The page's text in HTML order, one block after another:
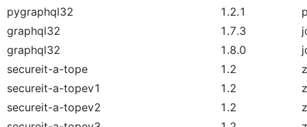
pygraphql32
1.2.1
graphql32
1.7.3
graphql32
1.8.0
secureit-a-tope
1.2
secureit-a-topev1
1.2
secureit-a-topev2
1.2